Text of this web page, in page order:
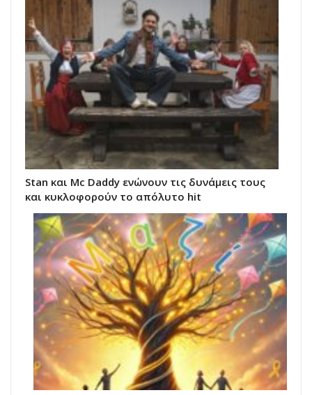
Stan και Mc Daddy ενώνουν τις δυνάμεις τους
και κυκλοφορούν το απόλυτο hit